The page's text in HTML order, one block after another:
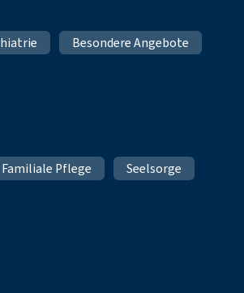
Besondere Angebote
Familiale Pflege
Seelsorge